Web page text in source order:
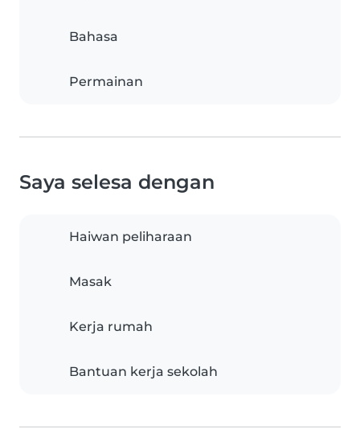
Bahasa
Permainan
Saya selesa dengan
Haiwan peliharaan
Masak
Kerja rumah
Bantuan kerja sekolah